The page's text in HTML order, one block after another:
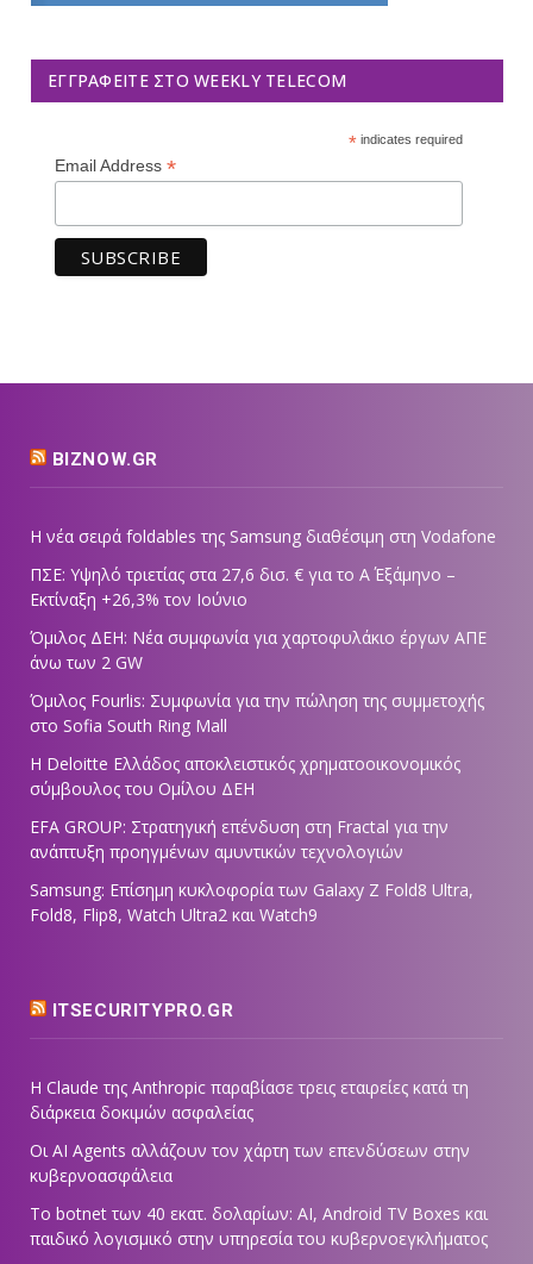
ΕΓΓΡΑΦΕΊΤΕ ΣΤΟ WEEKLY TELECOM
*indicates required
Email Address *
BIZNOW.GR
Η νέα σειρά foldables της Samsung διαθέσιμη στη Vodafone
ΠΣΕ: Υψηλό τριετίας στα 27,6 δισ. € για το Α΄ Εξάμηνο –
Εκτίναξη +26,3% τον Ιούνιο
Όμιλος ΔΕΗ: Νέα συμφωνία για χαρτοφυλάκιο έργων ΑΠΕ
άνω των 2 GW
Όμιλος Fourlis: Συμφωνία για την πώληση της συμμετοχής
στο Sofia South Ring Mall
Η Deloitte Ελλάδος αποκλειστικός χρηματοοικονομικός
σύμβουλος του Ομίλου ΔΕΗ
EFA GROUP: Στρατηγική επένδυση στη Fractal για την
ανάπτυξη προηγμένων αμυντικών τεχνολογιών
Samsung: Επίσημη κυκλοφορία των Galaxy Z Fold8 Ultra,
Fold8, Flip8, Watch Ultra2 και Watch9
ITSECURITYPRO.GR
Η Claude της Anthropic παραβίασε τρεις εταιρείες κατά τη
διάρκεια δοκιμών ασφαλείας
Οι AI Agents αλλάζουν τον χάρτη των επενδύσεων στην
κυβερνοασφάλεια
Το botnet των 40 εκατ. δολαρίων: AI, Android TV Boxes και
παιδικό λογισμικό στην υπηρεσία του κυβερνοεγκλήματος